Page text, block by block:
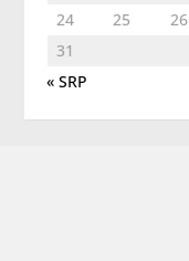
24
25 26
31
« SRP